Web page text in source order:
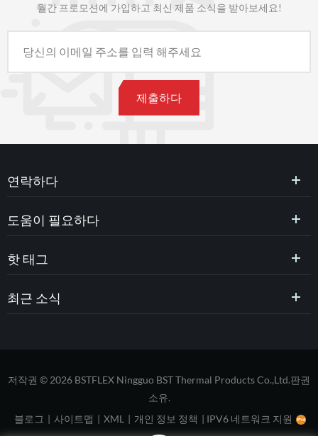
월간 프로모션에 가입하고 최신 제품 소식을 받아보세요!
연락하다
도움이 필요하다
핫 태그
최근 소식
저작권 © 2026 BSTFLEX Ningguo BST Thermal Products Co.,Ltd.판권
소유.
블로그 | 사이트맵 | XML | 개인 정보 정책 | IPV6 네트워크 지원